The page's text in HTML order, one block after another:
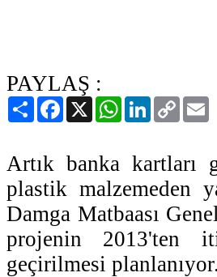
PAYLAŞ :
PaylaşFacebook
X WhatsAppLinkedIn
Copy
Link
Artık banka kartları
plastik malzemeden
Damga Matbaası
projenin 2013'ten
geçirilmesi planlanıyor.